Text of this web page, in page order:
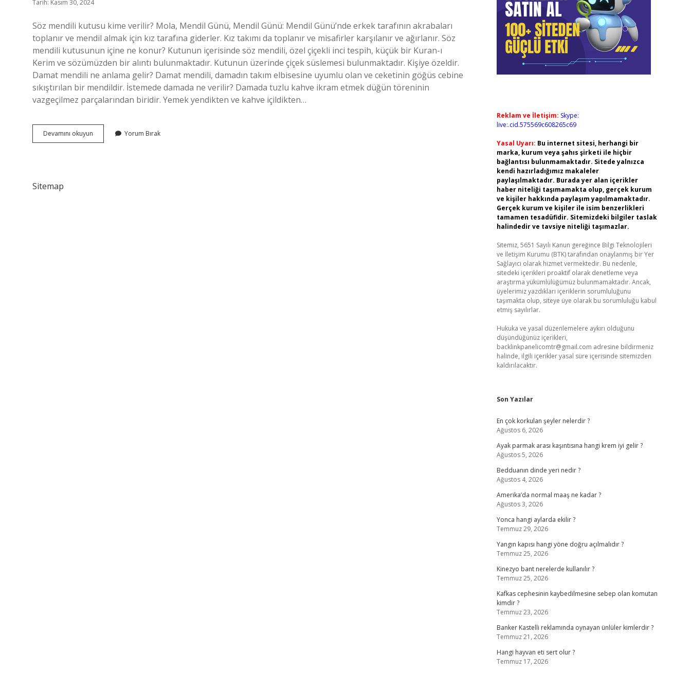
Tarih: Kasım 30, 2024
Söz mendili kutusu kime verilir? Mola, Mendil Günü, Mendil Günü: Mendil Günü’nde erkek tarafının akrabaları
toplanır ve mendil almak için kız tarafına giderler. Kız takımı da toplanır ve misafirler karşılanır ve ağırlanır. Söz
mendili kutusunun içine ne konur? Kutunun içerisinde söz mendili, özel çiçekli inci tespih, küçük bir Kuran-ı
Kerim ve sözümüzden bir alıntı bulunmaktadır. Kutunun üzerinde çiçek süslemesi bulunmaktadır. Kişiye özeldir.
Damat mendili ne anlama gelir? Damat mendili, damadın takım elbisesine uyumlu olan ve ceketinin göğüs cebine
sıkıştırılan bir mendildir. İstemede damada ne verilir? Damada tuzlu kahve ikram etmek düğün töreninin
vazgeçilmez parçalarından biridir. Yemek yendikten ve kahve içildikten…
Devamını okuyun Damada
Söz
Yorum Bırak
Sitemap
Reklam ve İletişim: Skype:
live:.cid.575569c608265c69
Yasal Uyarı: Bu internet sitesi, herhangi bir
marka, kurum veya şahıs şirketi ile hiçbir
bağlantısı bulunmamaktadır. Sitede yalnızca
kendi hazırladığımız makaleler
paylaşılmaktadır. Burada yer alan içerikler
haber niteliği taşımamakta olup, gerçek kurum
ve kişiler hakkında paylaşım yapılmamaktadır.
Gerçek kurum ve kişiler ile isim benzerlikleri
tamamen tesadüfidir. Sitemizdeki bilgiler taslak
halindedir ve tavsiye niteliği taşımazlar.
Sitemiz, 5651 Sayılı Kanun gereğince Bilgi Teknolojileri
ve İletişim Kurumu (BTK) tarafından onaylanmış bir Yer
Sağlayıcı olarak hizmet vermektedir. Bu nedenle,
sitedeki içerikleri proaktif olarak denetleme veya
araştırma yükümlülüğümüz bulunmamaktadır. Ancak,
üyelerimiz yazdıkları içeriklerin sorumluluğunu
taşımakta olup, siteye üye olarak bu sorumluluğu kabul
etmiş sayılırlar.
Hukuka ve yasal düzenlemelere aykırı olduğunu
düşündüğünüz içerikleri,
backlinkpanelicomtr@gmail.com adresine bildirmeniz
halinde, ilgili içerikler yasal süre içerisinde sitemizden
kaldırılacaktır.
Son Yazılar
En çok korkulan şeyler nelerdir ?
Ağustos 6, 2026
Ayak parmak arası kaşıntısına hangi krem iyi gelir ?
Ağustos 5, 2026
Bedduanın dinde yeri nedir ?
Ağustos 4, 2026
Amerika’da normal maaş ne kadar ?
Ağustos 3, 2026
Yonca hangi aylarda ekilir ?
Temmuz 29, 2026
Yangın kapısı hangi yöne doğru açılmalıdır ?
Temmuz 25, 2026
Kinezyo bant nerelerde kullanılır ?
Temmuz 25, 2026
Kafkas cephesinin kaybedilmesine sebep olan komutan
kimdir ?
Temmuz 23, 2026
Banker Kastelli reklamında oynayan ünlüler kimlerdir ?
Temmuz 21, 2026
Hangi hayvan eti sert olur ?
Temmuz 17, 2026